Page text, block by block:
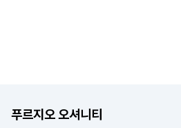
푸르지오 오셔니티